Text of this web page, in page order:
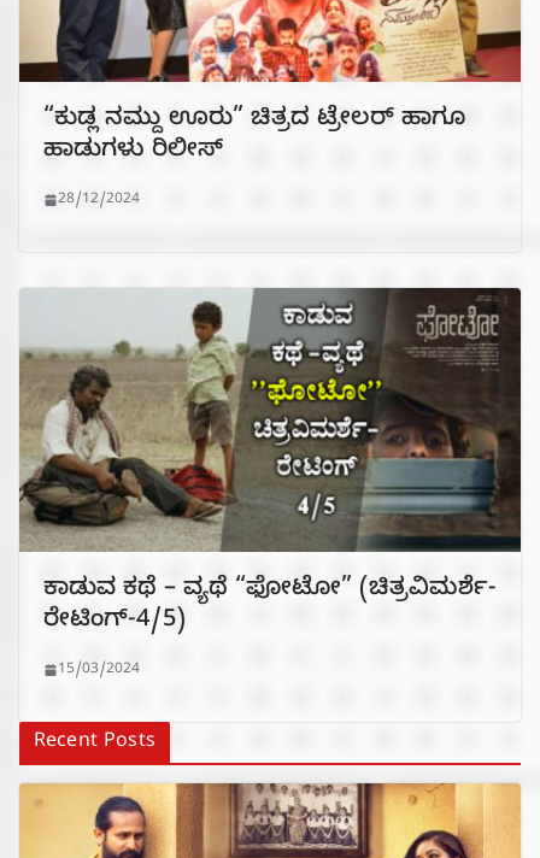
“ಕುಡ್ಲ ನಮ್ದು ಊರು” ಚಿತ್ರದ ಟ್ರೇಲರ್ ಹಾಗೂ
ಹಾಡುಗಳು ರಿಲೀಸ್
28/12/2024
ಕಾಡುವ ಕಥೆ – ವ್ಯಥೆ “ಫೋಟೋ” (ಚಿತ್ರವಿಮರ್ಶೆ-
ರೇಟಿಂಗ್-4/5)
15/03/2024
Recent Posts